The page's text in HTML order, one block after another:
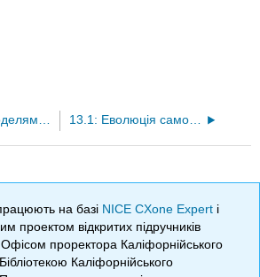
12.S: Поза моделями народження-смерті (резюме) 13.1: Еволюція самонесумісності
на базі NICE CXone Expert і
проектом відкритих підручників
проректора Каліфорнійського
Каліфорнійського